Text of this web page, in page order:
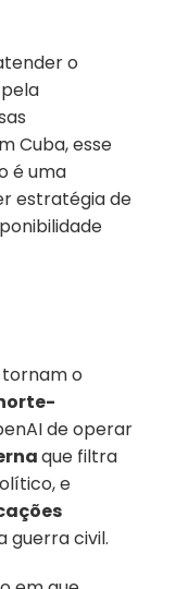
o
Cuba, esse
é uma
estratégia de
o
de operar
que filtra
e
guerra civil.